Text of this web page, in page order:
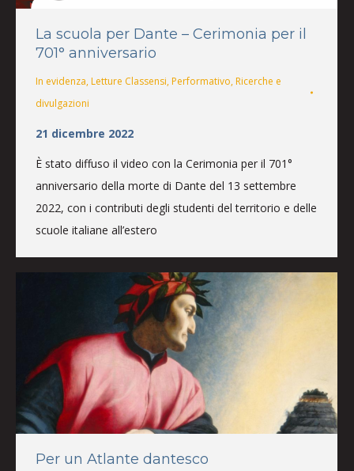
La scuola per Dante – Cerimonia per il
701° anniversario
In evidenza, Letture Classensi, Performativo, Ricerche e
divulgazioni
21 dicembre 2022
È stato diffuso il video con la Cerimonia per il 701°
anniversario della morte di Dante del 13 settembre
2022, con i contributi degli studenti del territorio e delle
scuole italiane all’estero
Per un Atlante dantesco